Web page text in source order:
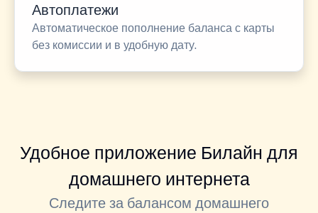
Автоплатежи
Автоматическое пополнение баланса с карты
без комиссии и в удобную дату.
Удобное приложение Билайн для
домашнего интернета
Следите за балансом домашнего